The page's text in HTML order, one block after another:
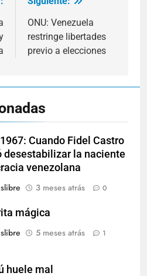
ONU: Venezuela
restringe libertades
previo a elecciones
Cuando Fidel Castro
desestabilizar la naciente
venezolana
3 meses atrás 0
mágica
5 meses atrás 1
huele mal